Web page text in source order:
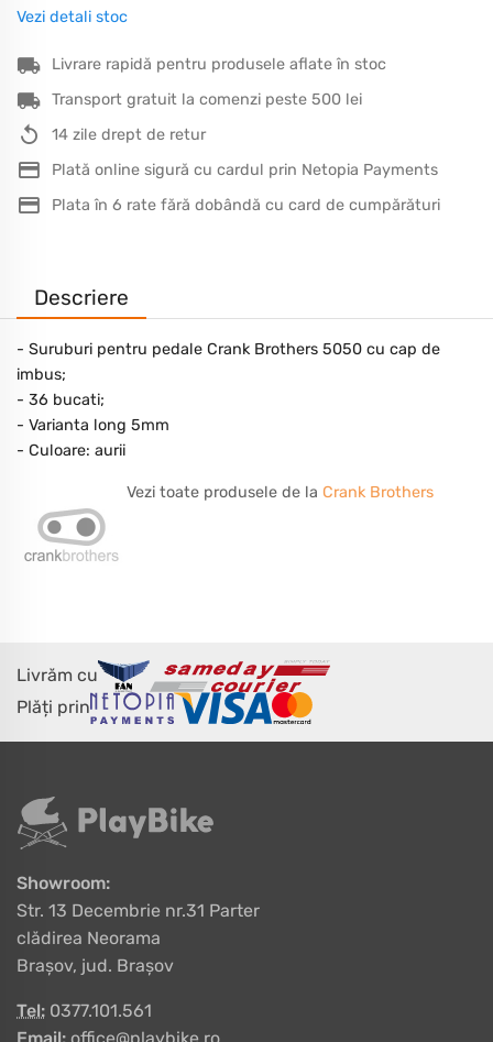
Vezi detali stoc
Livrare rapidă pentru produsele aflate în stoc
Transport gratuit la comenzi peste 500 lei
14 zile drept de retur
Plată online sigură cu cardul prin Netopia Payments
Plata în 6 rate fără dobândă cu card de cumpărături
Descriere
- Suruburi pentru pedale Crank Brothers 5050 cu cap de
imbus;
- 36 bucati;
- Varianta long 5mm
- Culoare: aurii
Vezi toate produsele de la Crank Brothers
Livrăm cu
Plăți prin
Showroom:
Str. 13 Decembrie nr.31 Parter
clădirea Neorama
Brașov, jud. Brașov
Tel: 0377.101.561